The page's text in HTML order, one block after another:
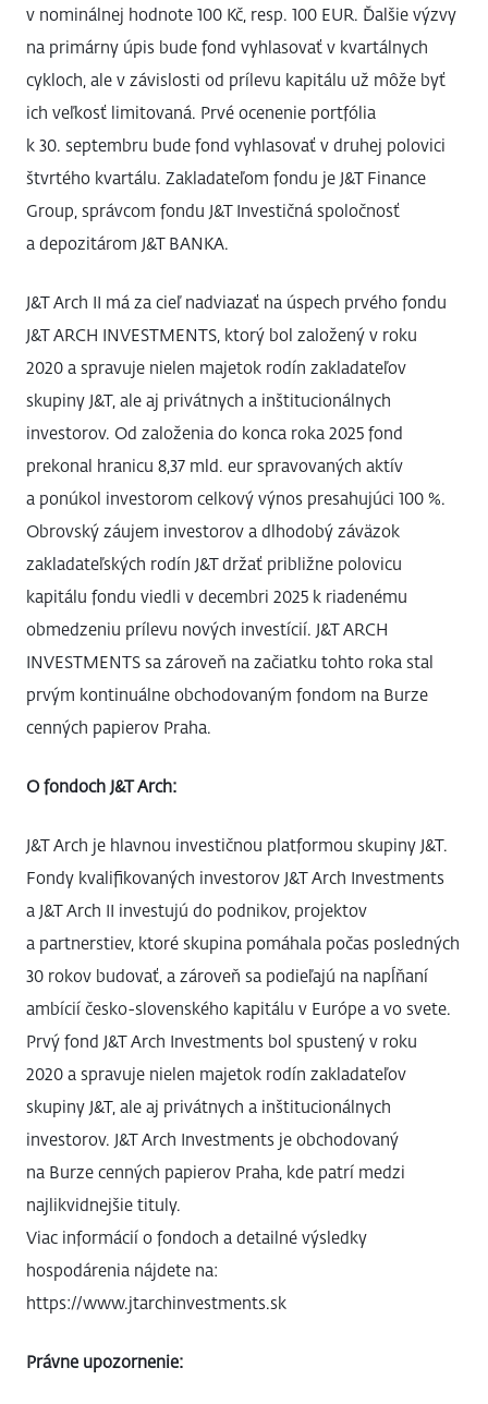
v nominálnej hodnote 100 Kč, resp. 100 EUR. Ďalšie výzvy
na primárny úpis bude fond vyhlasovať v kvartálnych
cykloch, ale v závislosti od prílevu kapitálu už môže byť
ich veľkosť limitovaná. Prvé ocenenie portfólia
k 30. septembru bude fond vyhlasovať v druhej polovici
štvrtého kvartálu. Zakladateľom fondu je J&T Finance
Group, správcom fondu J&T Investičná spoločnosť
a depozitárom J&T BANKA.
J&T Arch II má za cieľ nadviazať na úspech prvého fondu
J&T ARCH INVESTMENTS, ktorý bol založený v roku
2020 a spravuje nielen majetok rodín zakladateľov
skupiny J&T, ale aj privátnych a inštitucionálnych
investorov. Od založenia do konca roka 2025 fond
prekonal hranicu 8,37 mld. eur spravovaných aktív
a ponúkol investorom celkový výnos presahujúci 100 %.
Obrovský záujem investorov a dlhodobý záväzok
zakladateľských rodín J&T držať približne polovicu
kapitálu fondu viedli v decembri 2025 k riadenému
obmedzeniu prílevu nových investícií. J&T ARCH
INVESTMENTS sa zároveň na začiatku tohto roka stal
prvým kontinuálne obchodovaným fondom na Burze
cenných papierov Praha.
O fondoch J&T Arch:
J&T Arch je hlavnou investičnou platformou skupiny J&T.
Fondy kvalifikovaných investorov J&T Arch Investments
a J&T Arch II investujú do podnikov, projektov
a partnerstiev, ktoré skupina pomáhala počas posledných
30 rokov budovať, a zároveň sa podieľajú na napĺňaní
ambícií česko-slovenského kapitálu v Európe a vo svete.
Prvý fond J&T Arch Investments bol spustený v roku
2020 a spravuje nielen majetok rodín zakladateľov
skupiny J&T, ale aj privátnych a inštitucionálnych
investorov. J&T Arch Investments je obchodovaný
na Burze cenných papierov Praha, kde patrí medzi
najlikvidnejšie tituly.
Viac informácií o fondoch a detailné výsledky
hospodárenia nájdete na:
https://www.jtarchinvestments.sk
Právne upozornenie: